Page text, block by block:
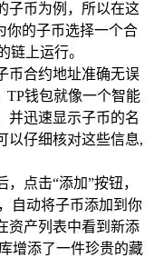
子币为例，所以在这
你的子币选择一个合
链上运行。
币合约地址准确无误
TP钱包就像一个智能
并迅速显示子币的名
以仔细核对这些信息,
点击“添加”按钮，
自动将子币添加到你
资产列表中看到新添
增添了一件珍贵的藏